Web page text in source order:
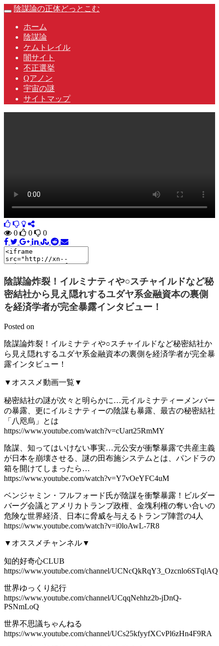
Skip
content
Toggle
陰謀論の正体どっとこむ
ホーム
陰謀論
ケムトレイル
闇サイト
不正選挙
Qアノン
宇宙の謎
サイトマップ
0 0 0
陰謀論炸裂！イルミナティや○スチャイルドなど秘
密結社から見え隠れするユダヤ系金融資本の裏側
を経済学者が完全暴露インタビュー！
Posted on
陰謀論炸裂！イルミナティや○スチャイルドなど秘密結社か
ら見え隠れするユダヤ系金融資本の裏側を経済学者が完全暴
露インタビュー！
▼オススメ動画一覧▼
秘密結社の謎が次々と明らかに…元イルミナティーメンバー
の暴露、更にイルミナティーの陰謀も暴露、最古の秘密結社
「八咫烏」とは
https://www.youtube.com/watch?v=cUart25RmMY
陰謀、知ってはいけない事実…元公安が衝撃暴露で共産主義
が日本を崩壊させる、謎の田布施システムとは、パンドラの
箱を開けてしまったら…
https://www.youtube.com/watch?v=Y7vOeYFC4uM
ベンジャミン・フルフォード氏が陰謀を衝撃暴露！ビルダー
バーグ会議とアメリカトランプ政権、金塊利権の奪い合いの
危険な世界経済、日本に脅威を与えるトランプ陣営の4人
https://www.youtube.com/watch?v=i0loAwL-7R8
▼オススメチャンネル▼
知的好奇心CLUB
https://www.youtube.com/channel/UCNcQkRqY3_Ozcnlo6STqlAQ
世界ゆっくり紀行
https://www.youtube.com/channel/UCqqNehhz2b-jDnQ-
PSNmLoQ
世界不思議ちゃんねる
https://www.youtube.com/channel/UCs25kfyyfXCvPl6zHn4F9RA